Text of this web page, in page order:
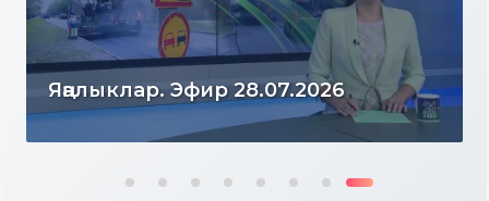
Яңалыклар. Эфир 28.07.2026